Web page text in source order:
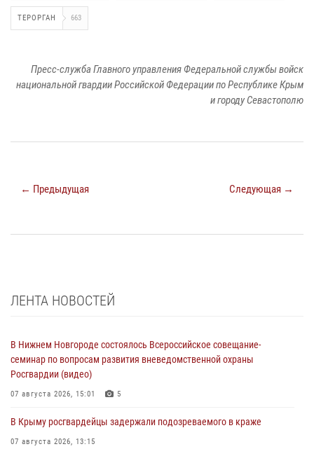
ТЕРОРГАН 663
Пресс-служба Главного управления Федеральной службы войск
национальной гвардии Российской Федерации по Республике Крым
и городу Севастополю
← Предыдущая Следующая →
ЛЕНТА НОВОСТЕЙ
В Нижнем Новгороде состоялось Всероссийское совещание-
семинар по вопросам развития вневедомственной охраны
Росгвардии (видео)
07 августа 2026, 15:01 5
В Крыму росгвардейцы задержали подозреваемого в краже
07 августа 2026, 13:15